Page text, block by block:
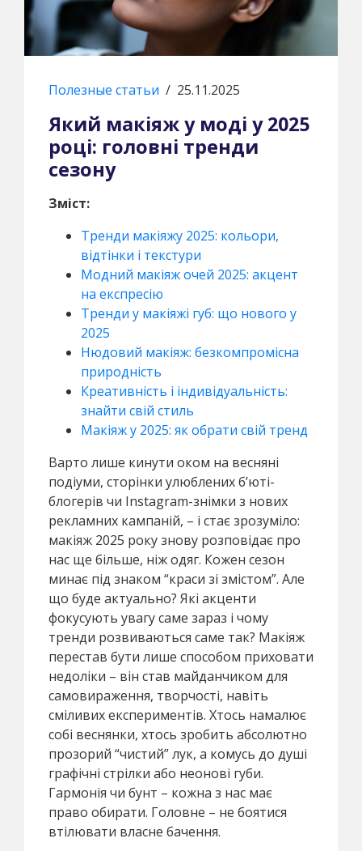
Полезные статьи / 25.11.2025
Який макіяж у моді у 2025
році: головні тренди
сезону
Зміст:
Тренди макіяжу 2025: кольори,
відтінки і текстури
Модний макіяж очей 2025: акцент
на експресію
Тренди у макіяжі губ: що нового у
2025
Нюдовий макіяж: безкомпромісна
природність
Креативність і індивідуальність:
знайти свій стиль
Макіяж у 2025: як обрати свій тренд
Варто лише кинути оком на весняні
подіуми, сторінки улюблених б’юті-
блогерів чи Instagram-знімки з нових
рекламних кампаній, – і стає зрозуміло:
макіяж 2025 року знову розповідає про
нас ще більше, ніж одяг. Кожен сезон
минає під знаком “краси зі змістом”. Але
що буде актуально? Які акценти
фокусують увагу саме зараз і чому
тренди розвиваються саме так? Макіяж
перестав бути лише способом приховати
недоліки – він став майданчиком для
самовираження, творчості, навіть
сміливих експериментів. Хтось намалює
собі веснянки, хтось зробить абсолютно
прозорий “чистий” лук, а комусь до душі
графічні стрілки або неонові губи.
Гармонія чи бунт – кожна з нас має
право обирати. Головне – не боятися
втілювати власне бачення.